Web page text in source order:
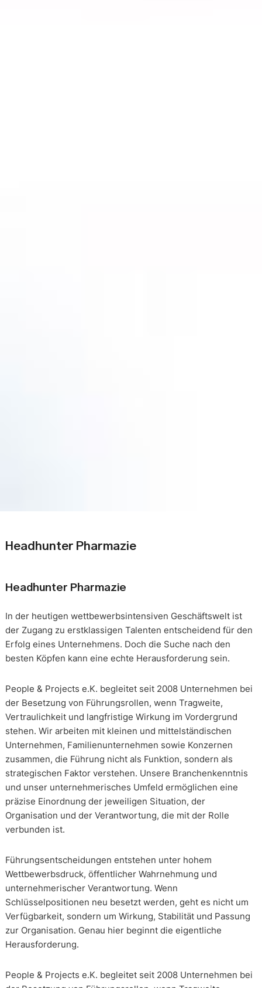
Headhunter Pharmazie
Headhunter Pharmazie
In der heutigen wettbewerbsintensiven Geschäftswelt ist
der Zugang zu erstklassigen Talenten entscheidend für den
Erfolg eines Unternehmens. Doch die Suche nach den
besten Köpfen kann eine echte Herausforderung sein.
People & Projects e.K. begleitet seit 2008 Unternehmen bei
der Besetzung von Führungsrollen, wenn Tragweite,
Vertraulichkeit und langfristige Wirkung im Vordergrund
stehen. Wir arbeiten mit kleinen und mittelständischen
Unternehmen, Familienunternehmen sowie Konzernen
zusammen, die Führung nicht als Funktion, sondern als
strategischen Faktor verstehen. Unsere Branchenkenntnis
und unser unternehmerisches Umfeld ermöglichen eine
präzise Einordnung der jeweiligen Situation, der
Organisation und der Verantwortung, die mit der Rolle
verbunden ist.
Führungsentscheidungen entstehen unter hohem
Wettbewerbsdruck, öffentlicher Wahrnehmung und
unternehmerischer Verantwortung. Wenn
Schlüsselpositionen neu besetzt werden, geht es nicht um
Verfügbarkeit, sondern um Wirkung, Stabilität und Passung
zur Organisation. Genau hier beginnt die eigentliche
Herausforderung.
People & Projects e.K. begleitet seit 2008 Unternehmen bei